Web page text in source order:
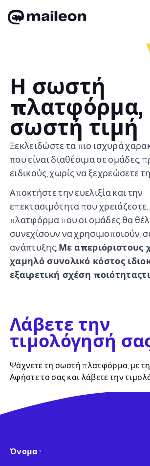
Η σωστή
πλατφόρμα,
σωστή τιμή
Ξεκλειδώστε τα πιο ισχυρά
που είναι διαθέσιμα σε ομάδες,
ειδικούς, χωρίς να ξεχρεώσετε
Αποκτήστε την ευελιξία και την
επεκτασιμότητα που χρειάζεστε,
πλατφόρμα που οι ομάδες θα
συνεχίσουν να χρησιμοποιούν,
ανάπτυξης. Με απεριόριστους
χαμηλό συνολικό κόστος
εξαιρετική σχέση
Λάβετε την
τιμολόγησή
Ψάχνετε τη σωστή πλατφόρμα, με
Αφήστε το σας και λάβετε την
Όνομα *